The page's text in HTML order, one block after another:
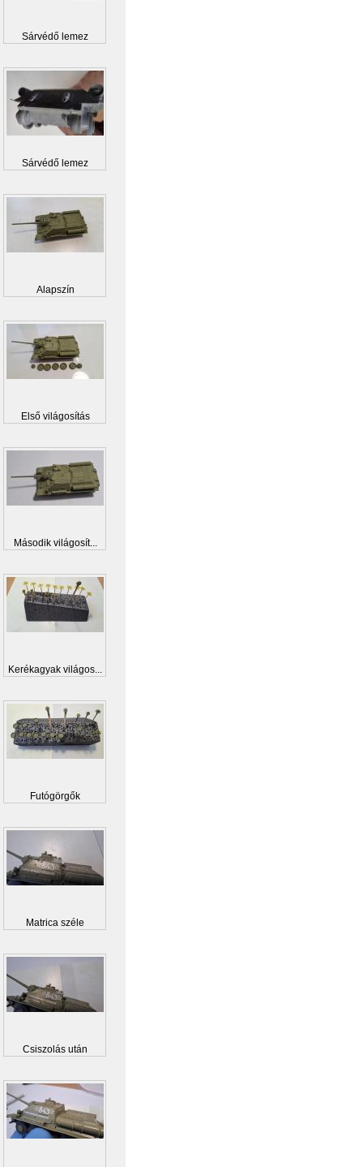
Sárvédő lemez
Sárvédő lemez
Alapszín
Első világosítás
Második világosít...
Kerékagyak világos...
Futógörgők
Matrica széle
Csiszolás után